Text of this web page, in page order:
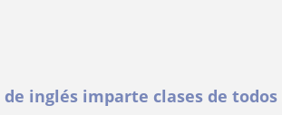
de inglés imparte clases de